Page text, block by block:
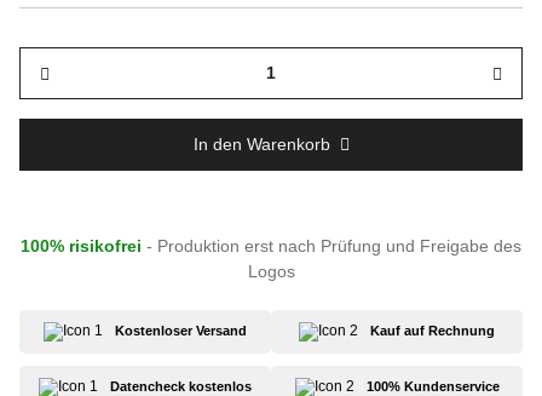
In den Warenkorb
100% risikofrei - Produktion erst nach Prüfung und Freigabe des
Logos
Kostenloser Versand Kauf auf Rechnung
Datencheck kostenlos 100% Kundenservice